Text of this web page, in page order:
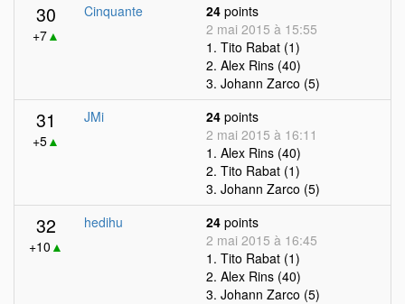
30
+7▲
Cinquante 24 points
2 mai 2015 à 15:55
1. Tito Rabat (1)
2. Alex Rins (40)
3. Johann Zarco (5)
31
+5▲
JMi 24 points
2 mai 2015 à 16:11
1. Alex Rins (40)
2. Tito Rabat (1)
3. Johann Zarco (5)
32
+10 ▲
hedihu 24 points
2 mai 2015 à 16:45
1. Tito Rabat (1)
2. Alex Rins (40)
3. Johann Zarco (5)